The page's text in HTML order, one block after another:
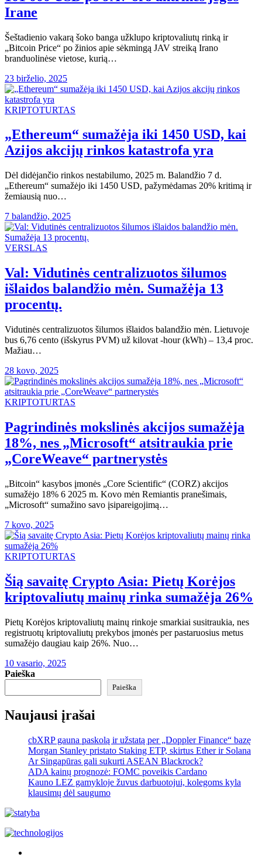
Irane
Šeštadienio vakarą šoko banga užklupo kriptovaliutų rinką ir
„Bitcoin Price“ po žinios apie sėkmingą JAV streiką Irano
branduolinėse vietose, kurią…
23 birželio, 2025
KRIPTOTURTAS
„Ethereum“ sumažėja iki 1450 USD, kai
Azijos akcijų rinkos katastrofa yra
Dėl didėjančio rinkos nestabilumo, 2025 m. Balandžio 7 d.
„Ethereum“ sumažėjo iki 1450 USD, pažymėdamas 20% kritimą ir
žemiausią nuo…
7 balandžio, 2025
VERSLAS
Val: Vidutinės centralizuotos šilumos
išlaidos balandžio mėn. Sumažėja 13
procentų.
Vidutinės centralizuotos šilumos išlaidos balandžio mėn. Lietuvoje
bus 6,76 cento (išskyrus PVM) už kilovat -hour (kWh) – 13,4 proc.
Mažiau…
28 kovo, 2025
KRIPTOTURTAS
Pagrindinės mokslinės akcijos sumažėja
18%, nes „Microsoft“ atsitraukia prie
„CoreWeave“ partnerystės
„Bitcoin“ kasybos įmonės „Core Scientific“ (CORZ) akcijos
sumažėjo 18% 6 2025 m. Kovo mėn Remiantis pranešimais,
„Microsoft“ sumažino savo įsipareigojimą…
7 kovo, 2025
KRIPTOTURTAS
Šią savaitę Crypto Asia: Pietų Korėjos
kriptovaliutų mainų rinka sumažėja 26%
Pietų Korėjos kriptovaliutų mainų rinkoje smarkiai susitraukia, nes
registruotų kriptovaliutų prekybos įmonės per pastaruosius metus
sumažėjo daugiau kaip 26%. Nuo…
10 vasario, 2025
Paieška
Paieška
Naujausi įrašai
cbXRP gauna paskolą ir užstatą per „Doppler Finance“ bazę
Morgan Stanley pristato Staking ETP, skirtus Ether ir Solana
Ar Singapūras gali sukurti ASEAN Blackrock?
ADA kainų prognozė: FOMC poveikis Cardano
Kauno LEZ gamykloje žuvus darbuotojui, kolegoms kyla
klausimų dėl saugumo